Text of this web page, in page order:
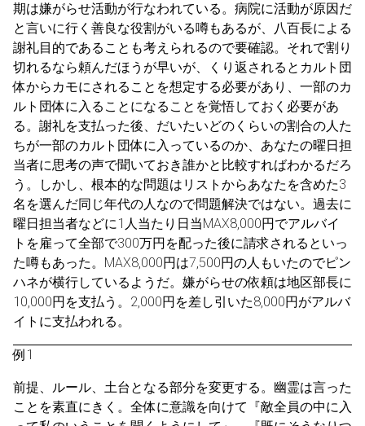
期は嫌がらせ活動が行なわれている。病院に活動が原因だ
と言いに行く善良な役割がいる噂もあるが、八百長による
謝礼目的であることも考えられるので要確認。それで割り
切れるなら頼んだほうが早いが、くり返されるとカルト団
体からカモにされることを想定する必要があり、一部のカ
ルト団体に入ることになることを覚悟しておく必要があ
る。謝礼を支払った後、だいたいどのくらいの割合の人た
ちが一部のカルト団体に入っているのか、あなたの曜日担
当者に思考の声で聞いておき誰かと比較すればわかるだろ
う。しかし、根本的な問題はリストからあなたを含めた3
名を選んだ同じ年代の人なので問題解決ではない。過去に
曜日担当者などに1人当たり日当MAX8,000円でアルバイ
トを雇って全部で300万円を配った後に請求されるといっ
た噂もあった。MAX8,000円は7,500円の人もいたのでピン
ハネが横行しているようだ。嫌がらせの依頼は地区部長に
10,000円を支払う。2,000円を差し引いた8,000円がアルバ
イトに支払われる。
例1
前提、ルール、土台となる部分を変更する。幽霊は言った
ことを素直にきく。全体に意識を向けて『敵全員の中に入